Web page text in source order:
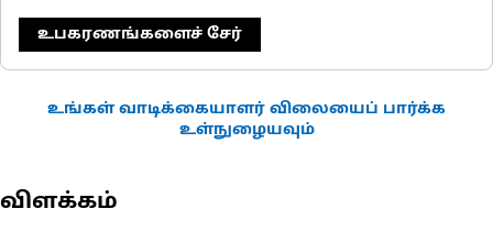
உபகரணங்களைச் சேர்
உங்கள் வாடிக்கையாளர் விலையைப் பார்க்க
உள்நுழையவும்
விளக்கம்